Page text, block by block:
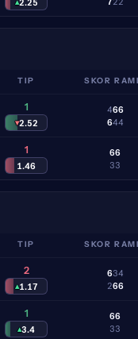
TIP SKOR
1
▾2.52
4
6
6
4
6
4
1
1.46
6
3
6
3
TIP SKOR
2
▴1.17
6
2
3
6
4
6
1
▴3.4
6
3
6
3